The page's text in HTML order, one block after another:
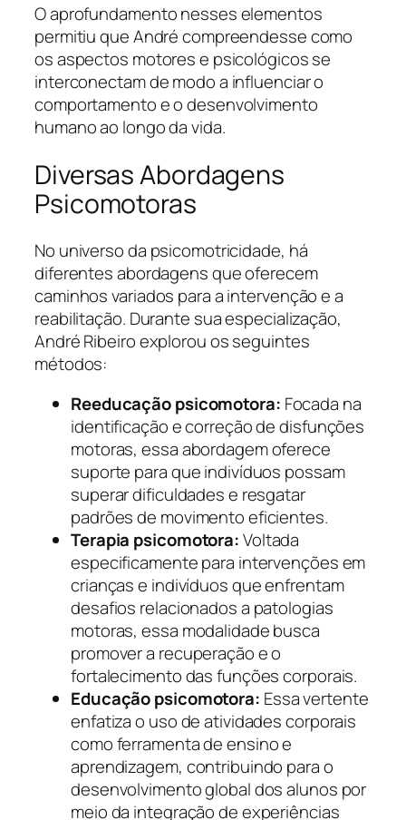
O aprofundamento nesses elementos
permitiu que André compreendesse como
os aspectos motores e psicológicos se
interconectam de modo a influenciar o
comportamento e o desenvolvimento
humano ao longo da vida.
Diversas Abordagens
Psicomotoras
No universo da psicomotricidade, há
diferentes abordagens que oferecem
caminhos variados para a intervenção e a
reabilitação. Durante sua especialização,
André Ribeiro explorou os seguintes
métodos:
Reeducação psicomotora: Focada na
identificação e correção de disfunções
motoras, essa abordagem oferece
suporte para que indivíduos possam
superar dificuldades e resgatar
padrões de movimento eficientes.
Terapia psicomotora:Voltada
especificamente para intervenções em
crianças e indivíduos que enfrentam
desafios relacionados a patologias
motoras, essa modalidade busca
promover a recuperação e o
fortalecimento das funções corporais.
Educação psicomotora: Essa vertente
enfatiza o uso de atividades corporais
como ferramenta de ensino e
aprendizagem, contribuindo para o
desenvolvimento global dos alunos por
meio da integração de experiências